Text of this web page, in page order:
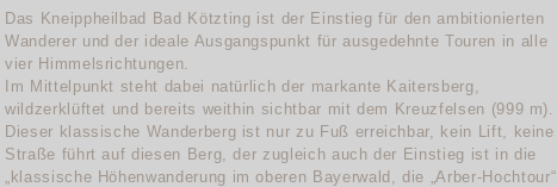
Das Kneippheilbad Bad Kötzting ist der Einstieg für den ambitionierten
Wanderer und der ideale Ausgangspunkt für ausgedehnte Touren in alle
vier Himmelsrichtungen.
Im Mittelpunkt steht dabei natürlich der markante Kaitersberg,
wildzerklüftet und bereits weithin sichtbar mit dem Kreuzfelsen (999 m).
Dieser klassische Wanderberg ist nur zu Fuß erreichbar, kein Lift, keine
Straße führt auf diesen Berg, der zugleich auch der Einstieg ist in die
„klassische Höhenwanderung im oberen Bayerwald, die „Arber-Hochtour“